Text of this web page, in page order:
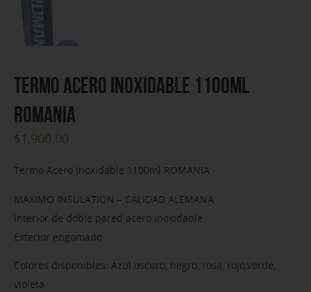
Termo Acero Inoxidable 1100ml
ROMANIA
$1,900.00
Termo Acero Inoxidable 1100ml ROMANIA
MAXIMO INSULATION – CALIDAD ALEMANA
Interior de doble pared acero inoxidable
Exterior engomado
Colores disponibles: Azul oscuro, negro, rosa, rojo,verde,
violeta